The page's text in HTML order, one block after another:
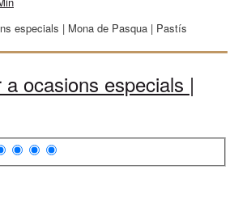
ocasions especials |